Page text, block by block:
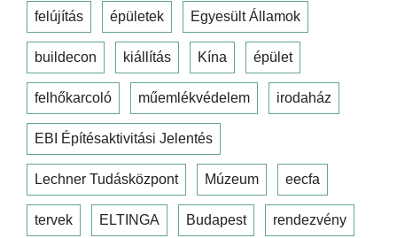
felújítás épületek Egyesült Államok
buildecon kiállítás Kína épület
felhőkarcoló műemlékvédelem irodaház
EBI Építésaktivitási Jelentés
Lechner Tudásközpont Múzeum eecfa
tervek ELTINGA Budapest rendezvény